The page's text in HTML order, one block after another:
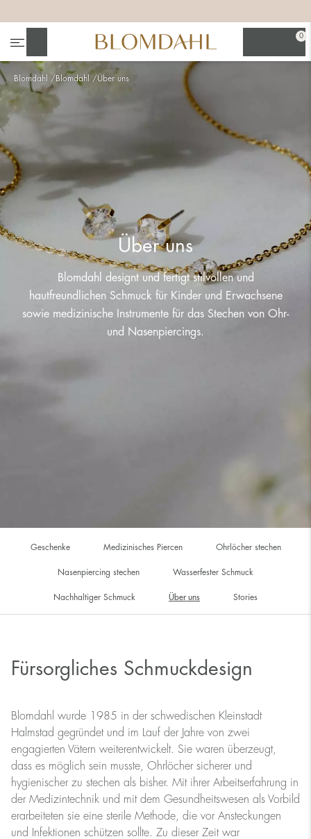
Blomdahl Blomdahl Über uns
0
Nasenschmuck
Blomdahl designt und fertigt stilvollen und
hautfreundlichen Schmuck für Kinder und Erwachsene
sowie medizinische Instrumente für das Stechen von Ohr-
und Nasenpiercings.
Über uns
Geschenke Medizinisches Piercen Ohrlöcher stechen
Nasenpiercing stechen Wasserfester Schmuck
Nachhaltiger Schmuck Über uns Stories
Fürsorgliches Schmuckdesign
Blomdahl wurde 1985 in der schwedischen Kleinstadt
Halmstad gegründet und im Lauf der Jahre von zwei
engagierten Vätern weiterentwickelt. Sie waren überzeugt,
dass es möglich sein musste, Ohrlöcher sicherer und
hygienischer zu stechen als bisher. Mit ihrer Arbeitserfahrung in
der Medizintechnik und mit dem Gesundheitswesen als Vorbild
erarbeiteten sie eine sterile Methode, die vor Ansteckungen
und Infektionen schützen sollte. Zu dieser Zeit war